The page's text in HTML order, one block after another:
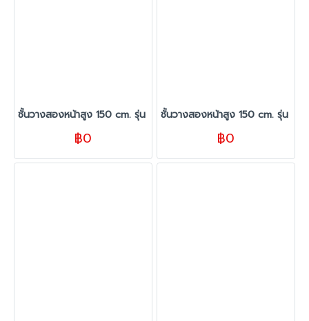
ชั้นวางสองหน้าสูง 150 cm. รุ่น TC ขนาด 280 cm. สีขาว
฿0
ชั้นวางสองหน้าสูง 150 cm. รุ่น
฿0